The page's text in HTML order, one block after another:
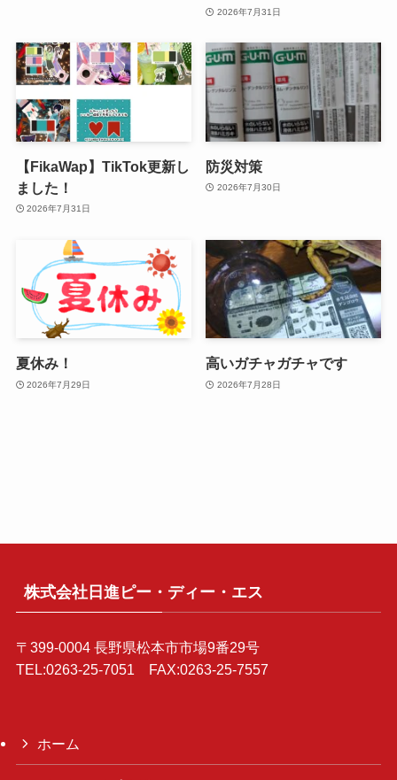
2026年7月31日
【FikaWap】TikTok更新し
ました！
2026年7月31日
防災対策
2026年7月30日
夏休み！
2026年7月29日
高いガチャガチャです
2026年7月28日
株式会社日進ピー・ディー・エス
〒399-0004 長野県松本市市場9番29号
TEL:0263-25-7051 FAX:0263-25-7557
ホーム